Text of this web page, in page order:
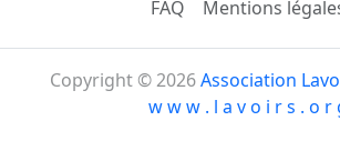
FAQ
Mentions
Copyright © 2026Association
w w w . l a v o i r s . o r